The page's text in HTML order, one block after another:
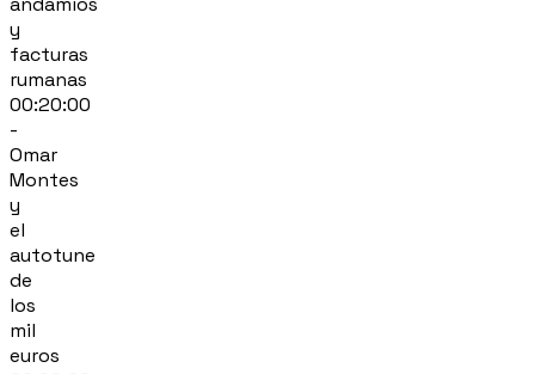
y
facturas
rumanas
00:20:00
-
Omar
Montes
y
el
autotune
de
los
mil
euros